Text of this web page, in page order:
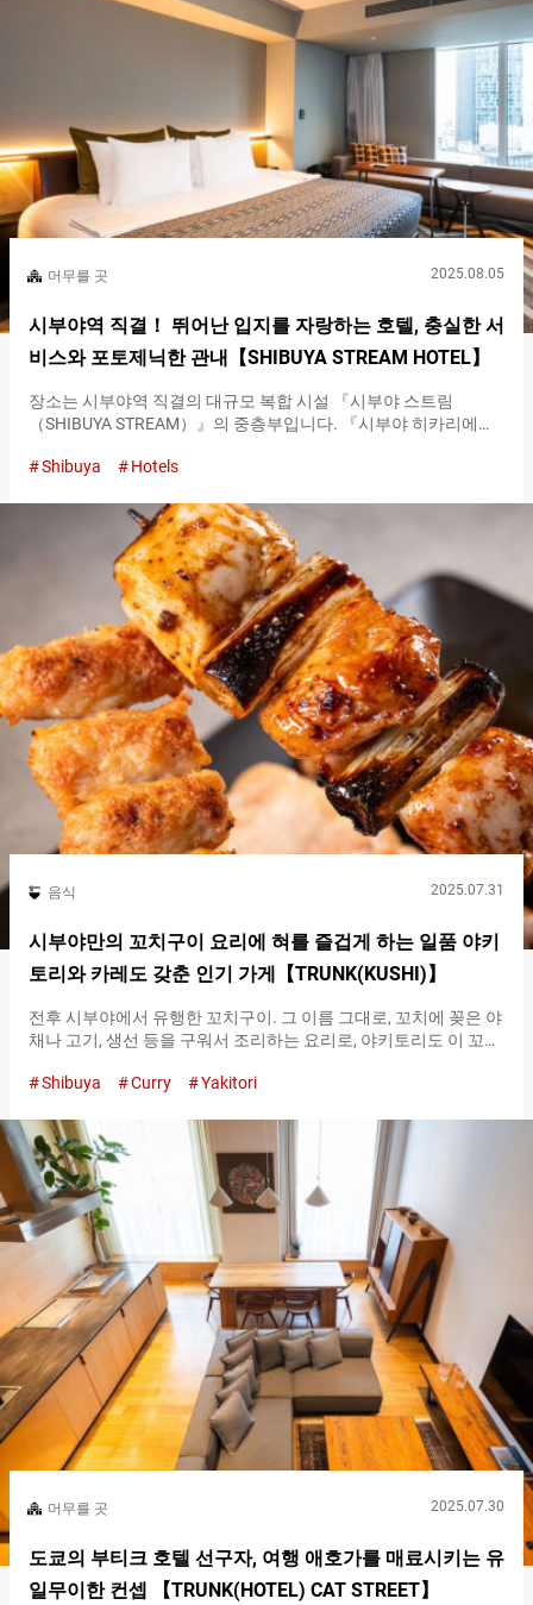
요리이지만,『soba MAREN 시부야점（soba MAREN
Shibuyaten）』은 모든 식재료를 엄선하여, 고급스럽고 독창적인
마제소바에 집중하고 있습니다. 『차슈 쇼유(간장) 마제소바
（Roasted Pork MAZESOBA (Soup-less Noodle)）』 １,３５０
엔（세금 포함） 일식의 섬세함과 깊은 감칠맛이 융합된『차슈 쇼
유(간장) 마제소바（Roasted Pork MAZESOBA (Soup-less
Noodle)）』 『soba MAREN 시부야점（soba MAREN
Shibuyaten）』에서 인기 있는 메뉴는『차슈 쇼유(간장) 마제소
바（Roasted Pork MAZESOBA (Soup-less…
머무를 곳 2025.08.05
시부야역 직결！ 뛰어난 입지를 자랑하는 호텔, 충실한 서
비스와 포토제닉한 관내【SHIBUYA STREAM HOTEL】
장소는 시부야역 직결의 대규모 복합 시설 『시부야 스트림
（SHIBUYA STREAM）』의 중층부입니다. 『시부야 히카리에
Square）』과 같은 쇼핑에 최적인 시설에도 도보 몇 분으로 접근
『SHIBUYA STREAM HOTEL』입니다. 프론트 빌딩 １층의 입구에
서 엘리베이터로 ４층에 올라가면, 빈티지 모던한 로비 라운지에
도착합니다. 헤링본 바닥, 선반에 장식된 서적과 아트 작품, 벽돌로
꾸며진 벽은 뉴욕의 멋진 지역인 브루클린, 혹은 미술관을 연상시
키는 인테리어입니다. 시부야라고 하면, 눈에 들어오는 모든 것이
최첨단인 거리라는 이미지를 가지기 쉽습니다. 그러나,
『SHIBUYA STREAM HOTEL』은 그 이미지를 좋은 의미로 뒤집는
존재입니다. 로비 라운지 센스가 돋보이는 빈티지 모던한 객실 옛
것에 대한 존경을 표하며 현대적으로 어레인지한 인테리어는 객실
에도 반영되어 있습니다. 크리에이터의 레지던스를 표현한 객실은
독창적인 공간입니다. 텍스타일과 바닥에 디자인 포인트를 두고,
신경을 쓰인 가구와 함께 센스 있게…
Shibuya Hotels
음식 2025.07.31
시부야만의 꼬치구이 요리에 혀를 즐겁게 하는 일품 야키
토리와 카레도 갖춘 인기 가게【TRUNK(KUSHI)】
전후 시부야에서 유행한 꼬치구이. 그 이름 그대로, 꼬치에 꽂은 야
채나 고기, 생선 등을 구워서 조리하는 요리로, 야키토리도 이 꼬치
꼬치구이는, 말하자면 시부야를 대표하는 요리입니다. 그런 시부
부야와 하라주쿠를 잇는 산책로 주변, 캣 스트리트라고 불리는 지
역에 위치한 『TRUNK(KUSHI)』. 현대적이고 모던한 점포가 늘어
선 지역이기 때문에, 『TRUNK(KUSHI)』의 레트로한 멋을 남긴 가
게 모습이 눈길을 끕니다. 『TRUNK(KUSHI)』내부
『TRUNK(KUSHI)』의 간판 메뉴 『토리(닭고기) 츠쿠네
（Chicken Meat Balls）』 가게에서 제공하는 꼬치구이는 총 １７
종류입니다. 소고기, 돼지고기, 닭고기, 야채 등 다양한 재료를 숯
불에 구워낸 꼬치구이는 어떤 것을 선택해도 틀림없는 맛입니다.
그 중에서 먼저 소개할 것은, 가게의 간판 메뉴라 할 수 있는 『칸반
(간판) 쿠시야끼(꼬치구이)（Signature grilled skewer）』인 『토
리(닭고기) 츠쿠네（Chicken Meat Balls）』입니다. 역시 가게를
대표하는 꼬치구이인 만큼, 단품 외에도 『토리(닭고기) 츠쿠네
（Chicken Meat…
Shibuya Curry Yakitori
머무를 곳 2025.07.30
도쿄의 부티크 호텔 선구자, 여행 애호가를 매료시키는 유
일무이한 컨셉 【TRUNK(HOTEL) CAT STREET】